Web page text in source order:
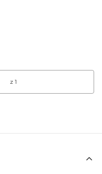
z 1